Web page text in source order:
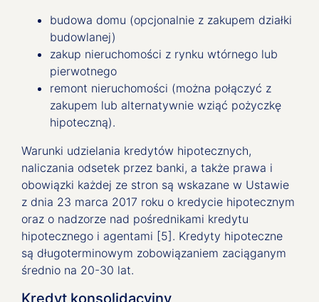
budowa domu (opcjonalnie z zakupem działki
budowlanej)
zakup nieruchomości z rynku wtórnego lub
pierwotnego
remont nieruchomości (można połączyć z
zakupem lub alternatywnie wziąć pożyczkę
hipoteczną).
Warunki udzielania kredytów hipotecznych,
naliczania odsetek przez banki, a także prawa i
obowiązki każdej ze stron są wskazane w Ustawie
z dnia 23 marca 2017 roku o kredycie hipotecznym
oraz o nadzorze nad pośrednikami kredytu
hipotecznego i agentami [5]. Kredyty hipoteczne
są długoterminowym zobowiązaniem zaciąganym
średnio na 20-30 lat.
Kredyt konsolidacyjny